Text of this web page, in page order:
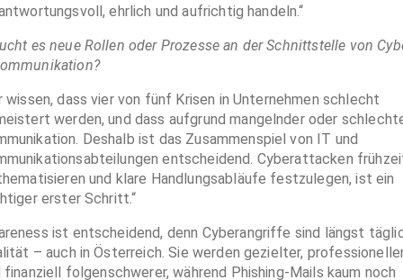
ehrlich und aufrichtig handeln.“
es neue Rollen oder Prozesse an der Schnittstelle von
wissen, dass vier von fünf Krisen in Unternehmen schlecht
werden, und dass aufgrund mangelnder oder
Deshalb ist das Zusammenspiel von IT und
entscheidend. Cyberattacken
und klare Handlungsabläufe festzulegen, ist ein
erster Schritt.“
ist entscheidend, denn Cyberangriffe sind längst
– auch in Österreich. Sie werden gezielter,
finanziell folgenschwerer, während Phishing-Mails kaum noch